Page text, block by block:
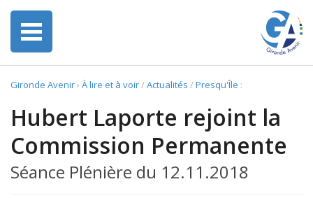
Gironde Avenir› À lire et à voir/Actualités /Presqu'Île :
Hubert Laporte rejoint la
Commission Permanente
Séance Plénière du 12.11.2018